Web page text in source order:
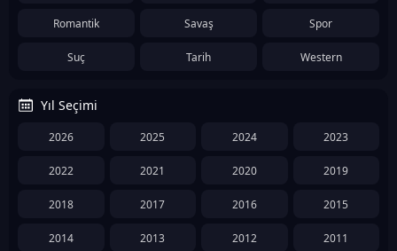
Romantik Savaş Spor
Suç Tarih Western
Yıl Seçimi
2026 2025 2024 2023
2022 2021 2020 2019
2018 2017 2016 2015
2014 2013 2012 2011